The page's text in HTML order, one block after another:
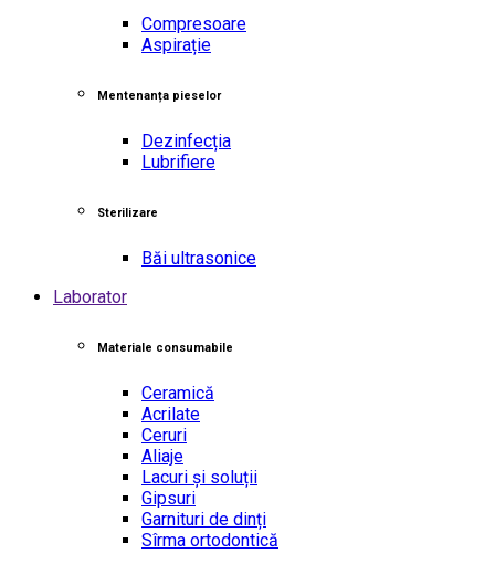
Compresoare
Aspirație
Mentenanța pieselor
Dezinfecția
Lubrifiere
Sterilizare
Băi ultrasonice
Laborator
Materiale consumabile
Ceramică
Acrilate
Ceruri
Aliaje
Lacuri și soluții
Gipsuri
Garnituri de dinți
Sîrma ortodontică